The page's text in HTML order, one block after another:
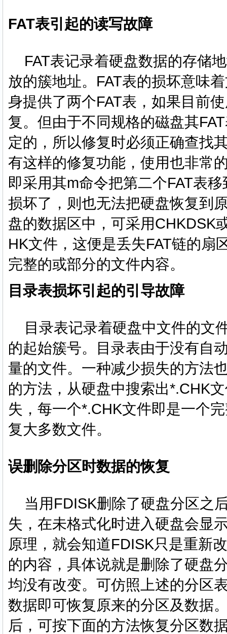
FAT表引起的读写故障
FAT表记录着硬盘数据的存储
放的簇地址。FAT表的损坏意味
身提供了两个FAT表，如果目前
复。但由于不同规格的磁盘其
定的，所以修复时必须正确查找
有这样的修复功能，使用也非常
即采用其m命令把第二个FAT表
损坏了，则也无法把硬盘恢复到
盘的数据区中，可采用CHKDSK
HK文件，这便是丢失FAT链的扇
完整的或部分的文件内容。
目录表损坏引起的引导故障
目录表记录着硬盘中文件的文
的起始簇号。目录表由于没有自
量的文件。一种减少损失的方法
的方法，从硬盘中搜索出*.CHK
失，每一个*.CHK文件即是一个
复大多数文件。
误删除分区时数据的恢复
当用FDISK删除了硬盘分区之
失，在未格式化时进入硬盘会显
原理，就会知道FDISK只是重新
的内容，具体说就是删除了硬盘
均没有改变。可仿照上述的分区
数据即可恢复原来的分区及数据
后，可按下面的方法恢复分